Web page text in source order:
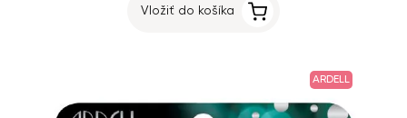
Vložiť do košíka
ARDELL